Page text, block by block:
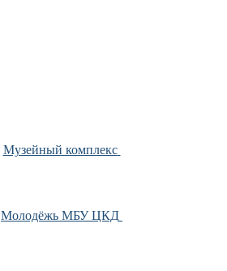
Музейный комплекс
Молодёжь МБУ ЦКД